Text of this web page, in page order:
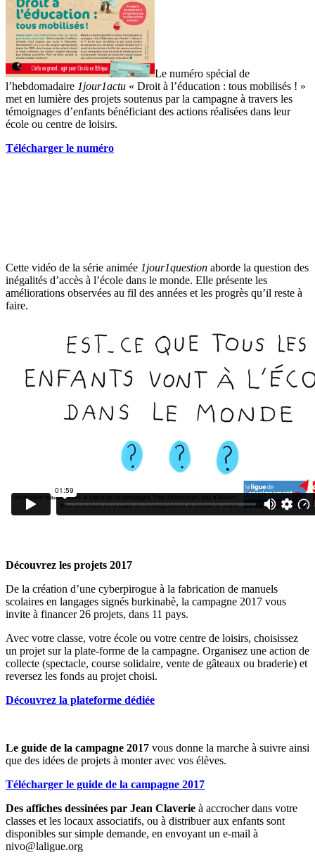
Le numéro spécial de
l’hebdomadaire 1jour1actu « Droit à l’éducation : tous mobilisés ! »
met en lumière des projets soutenus par la campagne à travers les
témoignages d’enfants bénéficiant des actions réalisées dans leur
école ou centre de loisirs.
Télécharger le numéro
Cette vidéo de la série animée 1jour1question aborde la question des
inégalités d’accès à l’école dans le monde. Elle présente les
améliorations observées au fil des années et les progrès qu’il reste à
faire.
Découvrez les projets 2017
De la création d’une cyberpirogue à la fabrication de manuels
scolaires en langages signés burkinabè, la campagne 2017 vous
invite à financer 26 projets, dans 11 pays.
Avec votre classe, votre école ou votre centre de loisirs, choisissez
un projet sur la plate-forme de la campagne. Organisez une action de
collecte (spectacle, course solidaire, vente de gâteaux ou braderie) et
reversez les fonds au projet choisi.
Découvrez la plateforme dédiée
Le guide de la campagne 2017 vous donne la marche à suivre ainsi
que des idées de projets à monter avec vos élèves.
Télécharger le guide de la campagne 2017
Des affiches dessinées par Jean Claverie à accrocher dans votre
classes et les locaux associatifs, ou à distribuer aux enfants sont
disponibles sur simple demande, en envoyant un e-mail à
nivo@laligue.org